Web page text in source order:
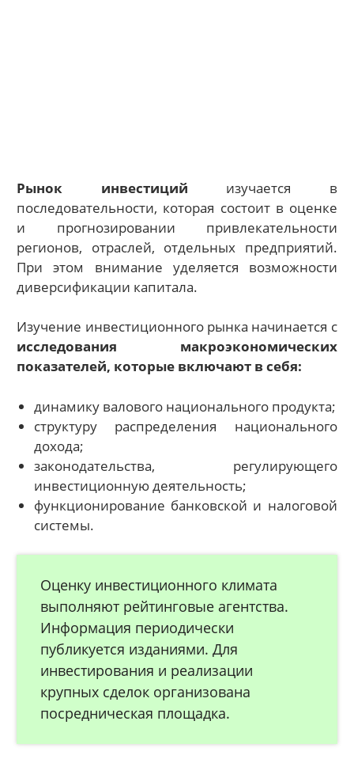
Рынок инвестиций изучается в
последовательности, которая состоит в оценке
и прогнозировании привлекательности
регионов, отраслей, отдельных предприятий.
При этом внимание уделяется возможности
диверсификации капитала.
Изучение инвестиционного рынка начинается с
исследования макроэкономических
показателей, которые включают в себя:
динамику валового национального продукта;
структуру распределения национального
дохода;
законодательства, регулирующего
инвестиционную деятельность;
функционирование банковской и налоговой
системы.
Оценку инвестиционного климата
выполняют рейтинговые агентства.
Информация периодически
публикуется изданиями. Для
инвестирования и реализации
крупных сделок организована
посредническая площадка.